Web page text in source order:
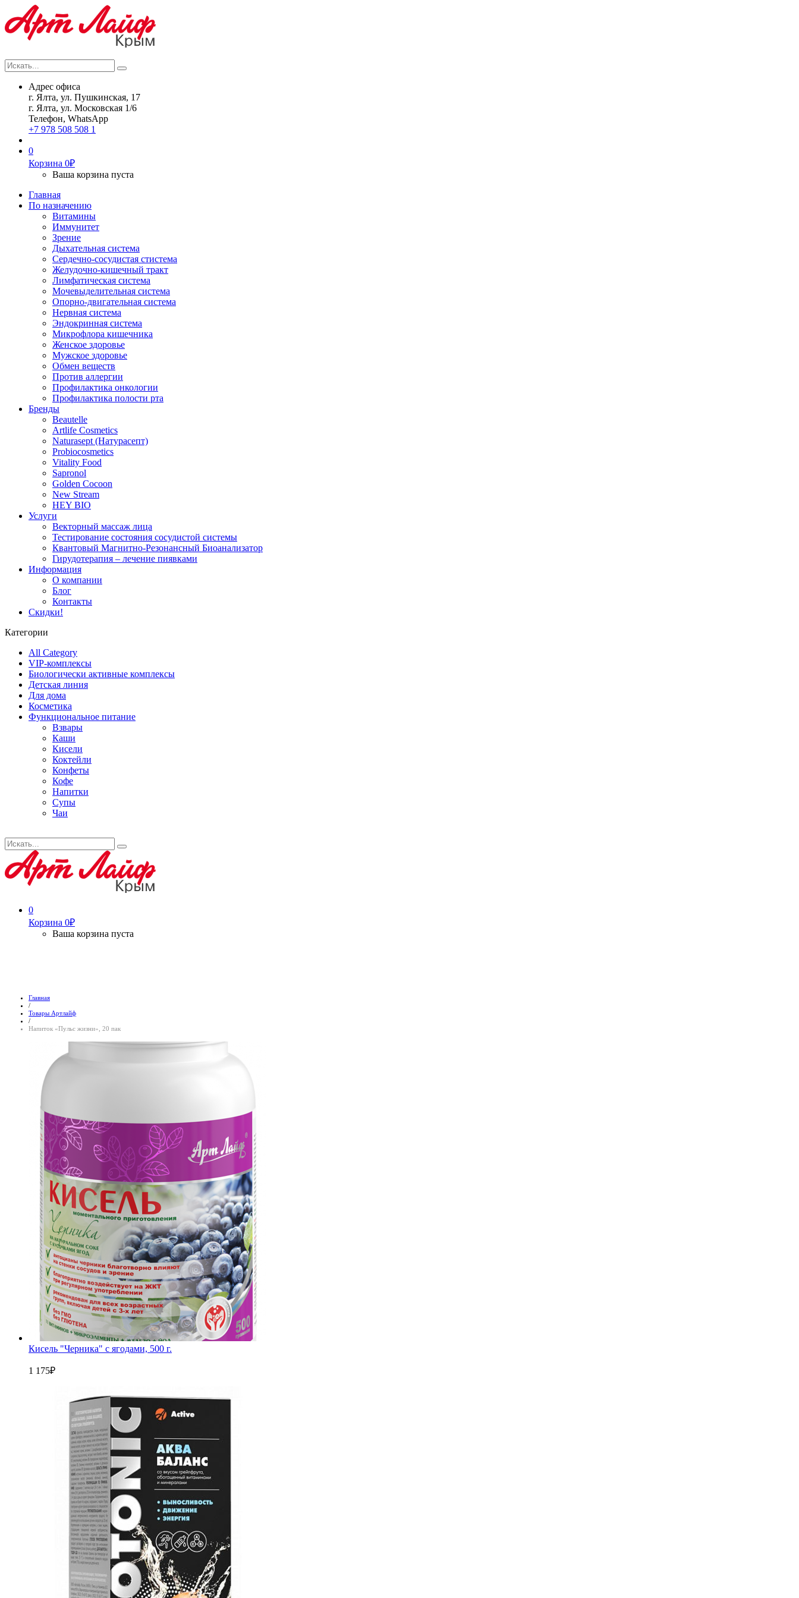
Search
Адрес офиса
г. Ялта, ул. Пушкинская, 17
г. Ялта, ул. Московская 1/6
Телефон, WhatsApp
+7 978 508 508 1
0
Корзина 0₽
Ваша корзина пуста
Главная
По назначению
Витамины
Иммунитет
Зрение
Дыхательная система
Сердечно-сосудистая стистема
Желудочно-кишечный тракт
Лимфатическая система
Мочевыделительная система
Опорно-двигательная система
Нервная система
Эндокринная система
Микрофлора кишечника
Женское здоровье
Мужское здоровье
Обмен веществ
Против аллергии
Профилактика онкологии
Профилактика полости рта
Бренды
Beautelle
Artlife Cosmetics
Naturasept (Натурасепт)
Probiocosmetics
Vitality Food
Sapronol
Golden Cocoon
New Stream
HEY BIO
Услуги
Векторный массаж лица
Тестирование состояния сосудистой системы
Квантовый Магнитно-Резонансный Биоанализатор
Гирудотерапия – лечение пиявками
Информация
О компании
Блог
Контакты
Скидки!
Категории
All Category
VIP-комплексы
Биологически активные комплексы
Детская линия
Для дома
Косметика
Функциональное питание
Взвары
Каши
Кисели
Коктейли
Конфеты
Кофе
Напитки
Супы
Чаи
Search
0
Корзина 0₽
Ваша корзина пуста
Главная
/
Товары Артлайф
/
Напиток «Пульс жизни», 20 пак
Кисель "Черника" с ягодами, 500 г.
1 175₽